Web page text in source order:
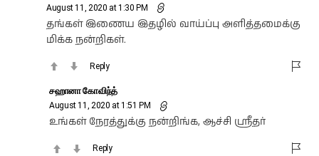
August 11, 2020 at 1:30 PM
தங்கள் இணைய இதழில் வாய்ப்பு அளித்தமைக்கு
மிக்க நன்றிகள்.
Reply
சஹானா கோவிந்த்
August 11, 2020 at 1:51 PM
உங்கள் நேரத்துக்கு நன்றிங்க, ஆச்சி ஸ்ரீதர்
Reply